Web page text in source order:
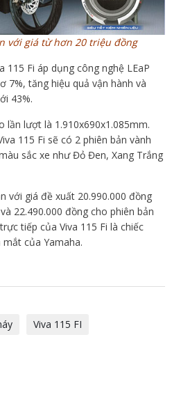
với giá từ hơn 20 triệu đồng
115 Fi áp dụng công nghệ LEaP
7%, tăng hiệu quả vận hành và
43%.
lần lượt là 1.910x690x1.085mm.
115 Fi sẽ có 2 phiên bản vành
sắc xe như Đỏ Đen, Xang Trắng
với giá đề xuất 20.990.000 đồng
22.490.000 đồng cho phiên bản
tiếp của Viva 115 Fi là chiếc
của Yamaha.
Viva 115 FI